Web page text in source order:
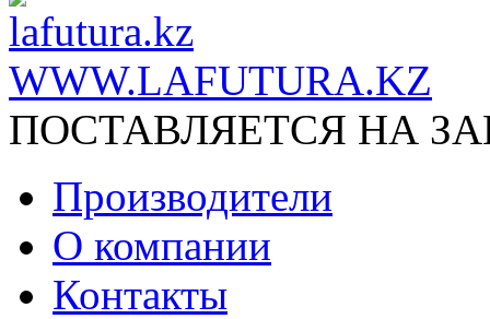
WWW.LAFUTURA.KZ
ПОСТАВЛЯЕТСЯ НА
Производители
О компании
Контакты